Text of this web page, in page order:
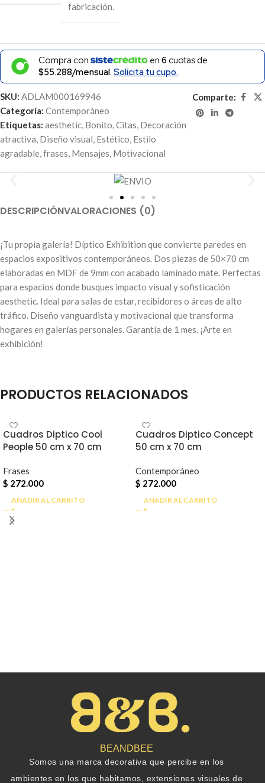
fabricación.
Compra con en6 cuotas de
$55.288/mensual. Solicita tu cupo.
SKU: ADLAM000169946
Categoría: Contemporáneo
Etiquetas: aesthetic Bonito Citas Decoración
atractiva Diseño visual Estético Estilo
agradable frases Mensajes Motivacional
Comparte:
DESCRIPCIÓNVALORACIONES (0)
¡Tu propia galería! Díptico Exhibition que convierte paredes en
espacios expositivos contemporáneos. Dos piezas de 50×70 cm
elaboradas en MDF de 9mm con acabado laminado mate. Perfectas
para espacios donde busques impacto visual y sofisticación
aesthetic. Ideal para salas de estar, recibidores o áreas de alto
tráfico. Diseño vanguardista y motivacional que transforma
hogares en galerías personales. Garantía de 1 mes. ¡Arte en
exhibición!
PRODUCTOS RELACIONADOS
Cuadros Diptico Cool
People 50 cm x 70 cm
Frases
$ 272.000
AÑADIR AL CARRITO
Cuadros Diptico Concept
50 cm x 70 cm
Contemporáneo
$ 272.000
AÑADIR AL CARRITO
BEANDBEE
Somos una marca decorativa que percibe en los
ambientes en los que habitamos, extensiones visuales de